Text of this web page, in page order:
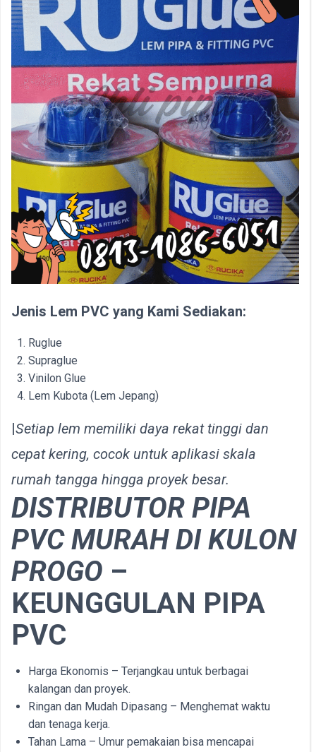
Jenis Lem PVC yang Kami Sediakan:
Ruglue
Supraglue
Vinilon Glue
Lem Kubota (Lem Jepang)
|Setiap lem memiliki daya rekat tinggi dan
cepat kering, cocok untuk aplikasi skala
rumah tangga hingga proyek besar.
DISTRIBUTOR PIPA
PVC MURAH DI KULON
PROGO –
KEUNGGULAN PIPA
PVC
Harga Ekonomis – Terjangkau untuk berbagai
kalangan dan proyek.
Ringan dan Mudah Dipasang – Menghemat waktu
dan tenaga kerja.
Tahan Lama – Umur pemakaian bisa mencapai